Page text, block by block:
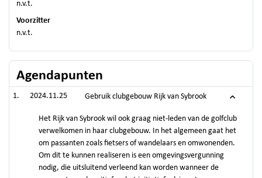
n.v.t.
Voorzitter
n.v.t.
Agendapunten
2024.11.25 Gebruik clubgebouw Rijk van Sybrook
Het Rijk van Sybrook wil ook graag niet-leden van de golfclub
verwelkomen in haar clubgebouw. In het algemeen gaat het
om passanten zoals fietsers of wandelaars en omwonenden.
Om dit te kunnen realiseren is een omgevingsvergunning
nodig, die uitsluitend verleend kan worden wanneer de